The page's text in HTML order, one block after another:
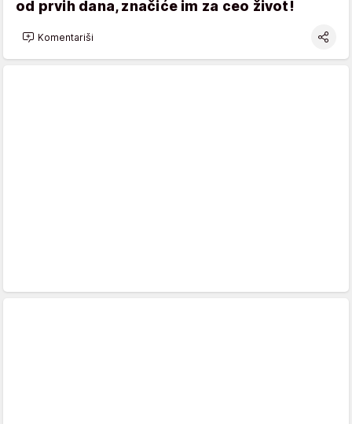
od prvih dana, značiće im za ceo život!
Komentariši